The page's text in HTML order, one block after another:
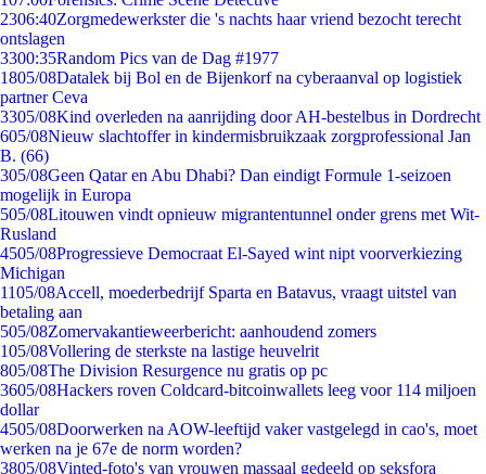
2306:40Zorgmedewerkster die 's nachts haar vriend bezocht terecht
ontslagen
3300:35Random Pics van de Dag #1977
1805/08Datalek bij Bol en de Bijenkorf na cyberaanval op logistiek
partner Ceva
3305/08Kind overleden na aanrijding door AH-bestelbus in Dordrecht
605/08Nieuw slachtoffer in kindermisbruikzaak zorgprofessional Jan
B. (66)
305/08Geen Qatar en Abu Dhabi? Dan eindigt Formule 1-seizoen
mogelijk in Europa
505/08Litouwen vindt opnieuw migrantentunnel onder grens met Wit-
Rusland
4505/08Progressieve Democraat El-Sayed wint nipt voorverkiezing
Michigan
1105/08Accell, moederbedrijf Sparta en Batavus, vraagt uitstel van
betaling aan
505/08Zomervakantieweerbericht: aanhoudend zomers
105/08Vollering de sterkste na lastige heuvelrit
805/08The Division Resurgence nu gratis op pc
3605/08Hackers roven Coldcard-bitcoinwallets leeg voor 114 miljoen
dollar
4505/08Doorwerken na AOW-leeftijd vaker vastgelegd in cao's, moet
werken na je 67e de norm worden?
3805/08Vinted-foto's van vrouwen massaal gedeeld op seksfora